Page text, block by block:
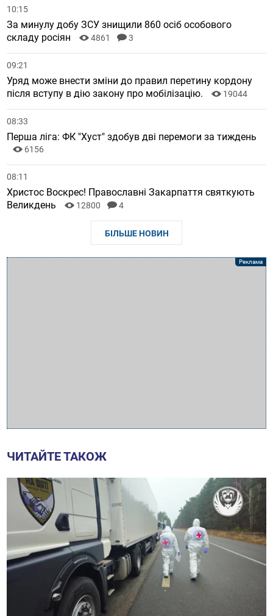
10:15
За минулу добу ЗСУ знищили 860 осіб особового
складу росіян
4861 3
09:21
Уряд може внести зміни до правил перетину кордону
після вступу в дію закону про мобілізацію.
19044
08:33
Перша ліга: ФК "Хуст" здобув дві перемоги за тиждень
6156
08:11
Христос Воскрес! Православні Закарпаття святкують
Великдень
12800 4
БІЛЬШЕ НОВИН
ЧИТАЙТЕ ТАКОЖ